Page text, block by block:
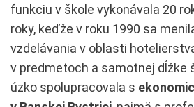
funkciu v škole vykonávala 20
roky, keďže v roku 1990 sa
vzdelávania v oblasti
v predmetoch a samotnej dĺžke
úzko spolupracovala s